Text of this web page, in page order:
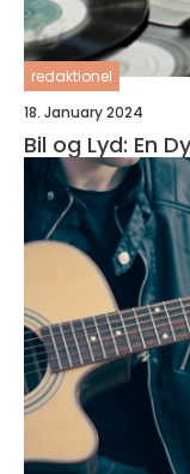
redaktionel
18. January 2024
Bil og Lyd: En